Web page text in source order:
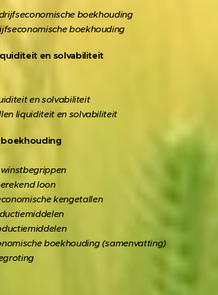
boekhouding
boekhouding
en solvabiliteit
en solvabiliteit
liquiditeit en solvabiliteit
loon
kengetallen
boekhouding (samenvatting)